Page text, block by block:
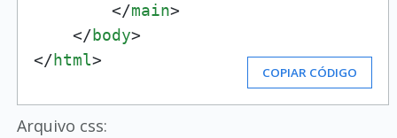
</main>
</body>
</html>
COPIAR CÓDIGO
Arquivo css: